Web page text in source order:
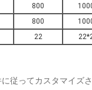
800
800
22
従ってカスタマイズ